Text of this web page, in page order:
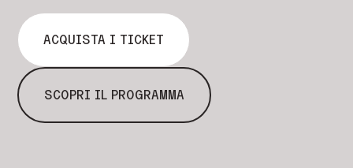
ACQUISTA I TICKET
SCOPRI IL PROGRAMMA